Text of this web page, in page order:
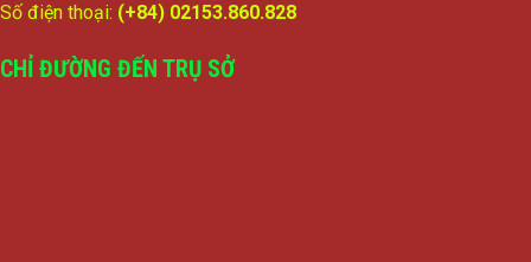
Số điện thoại: (+84) 02153.860.828
CHỈ ĐƯỜNG ĐẾN TRỤ SỞ